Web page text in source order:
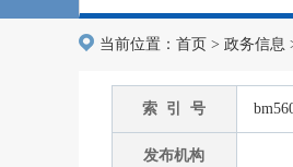
当前位置： 首页 > 政务信息
索 引 号
发布机构